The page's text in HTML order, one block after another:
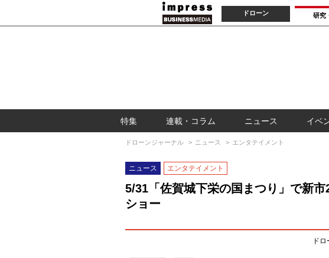
ドローン 研究
特集 連載・コラム ニュース イベ
ドローンジャーナル ニュース エンタテイメント
ニュース エンタテイメント
5/31「佐賀城下栄の国まつり」で新
ショー
ド